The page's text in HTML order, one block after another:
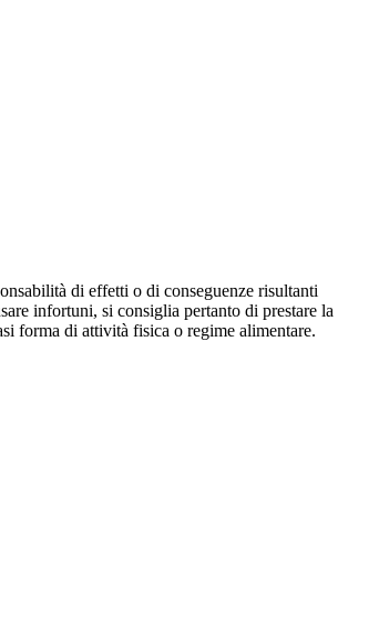
di effetti o di conseguenze risultanti
infortuni, si consiglia pertanto di prestare la
forma di attività fisica o regime alimentare.